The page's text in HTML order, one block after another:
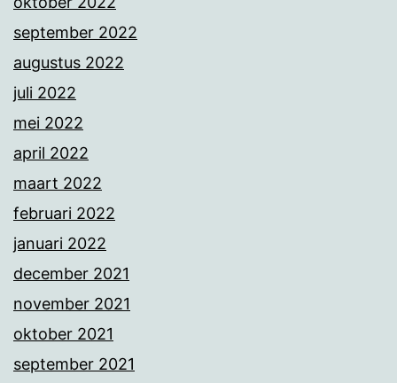
september 2022
augustus 2022
juli 2022
mei 2022
april 2022
maart 2022
februari 2022
januari 2022
december 2021
november 2021
oktober 2021
september 2021